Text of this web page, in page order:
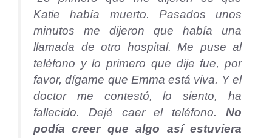
Katie había muerto. Pasados unos
minutos me dijeron que había una
llamada de otro hospital. Me puse al
teléfono y lo primero que dije fue, por
favor, dígame que Emma está viva. Y el
doctor me contestó, lo siento, ha
fallecido. Dejé caer el teléfono. No
podía creer que algo así estuviera